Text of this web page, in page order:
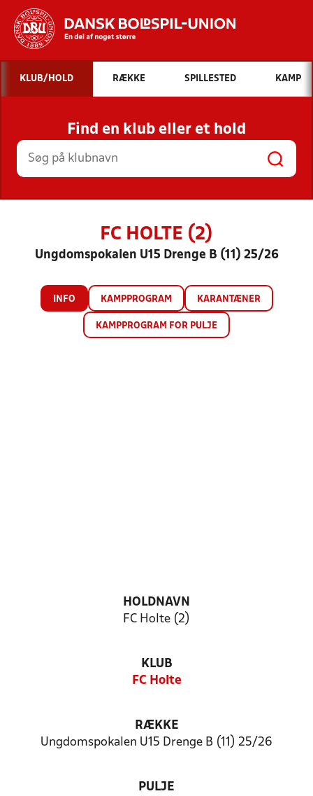
Hvad vil du søge efter?
INDHOLD OG NYHEDER
STILLINGER, RESULTATER, KLUBBER OG
HOLD
KLUB/HOLD RÆKKE SPILLESTED KAMP
Find en klub eller et hold
FC HOLTE (2)
Ungdomspokalen U15 Drenge B (11) 25/26
INFO KAMPPROGRAM KARANTÆNER
KAMPPROGRAM FOR PULJE
HOLDNAVN
FC Holte (2)
KLUB
FC Holte
RÆKKE
Ungdomspokalen U15 Drenge B (11) 25/26
PULJE